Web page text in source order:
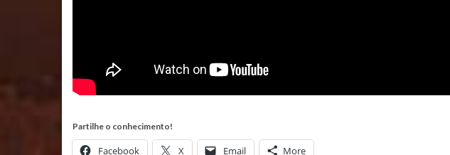
Partilhe o conhecimento!
Facebook X Email More